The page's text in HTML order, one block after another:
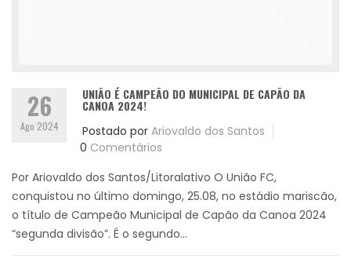
26
Ago 2024
UNIÃO É CAMPEÃO DO MUNICIPAL DE CAPÃO DA
CANOA 2024!
Postado por Ariovaldo dos Santos
0 Comentários
Por Ariovaldo dos Santos/Litoralativo O União FC,
conquistou no último domingo, 25.08, no estádio mariscão,
o título de Campeão Municipal de Capão da Canoa 2024
“segunda divisão”. É o segundo...